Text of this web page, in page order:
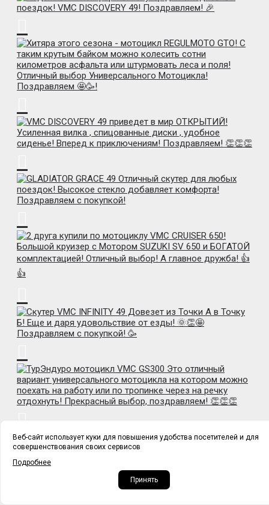
Веб-сайт использует куки для повышения удобства посетителей и для
совершенствования своих сервисов
Подробнее
Принять